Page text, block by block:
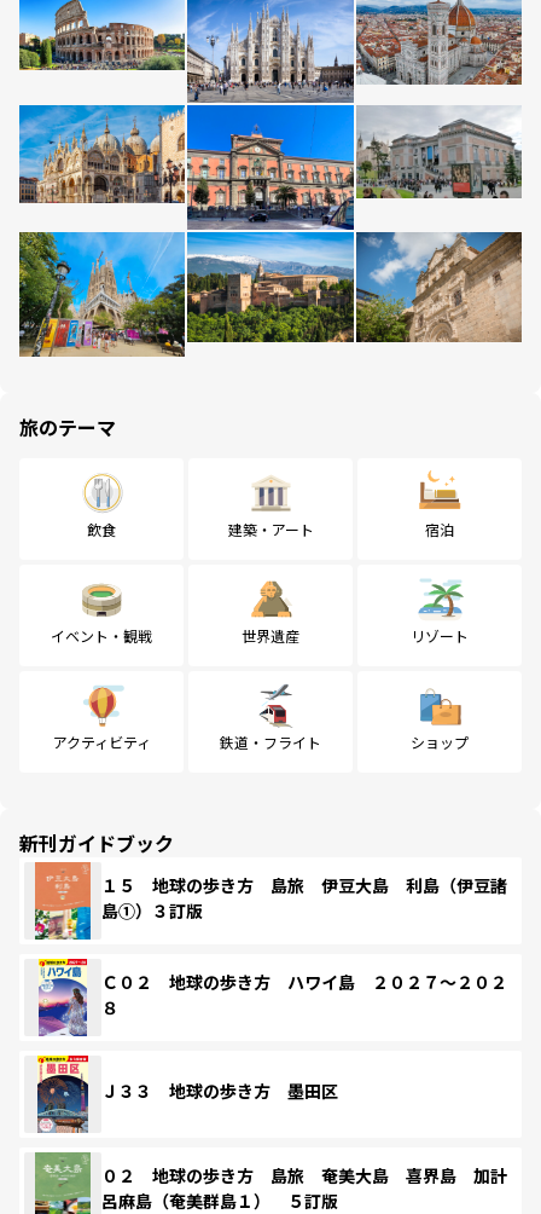
旅のテーマ
飲食 建築・アート 宿泊
イベント・観戦 世界遺産 リゾート
アクティビティ 鉄道・フライト ショップ
新刊ガイドブック
１５ 地球の歩き方 島旅 伊豆大島 利島（伊豆諸
島①）３訂版
Ｃ０２ 地球の歩き方 ハワイ島 ２０２７～２０２
８
Ｊ３３ 地球の歩き方 墨田区
０２ 地球の歩き方 島旅 奄美大島 喜界島 加計
呂麻島（奄美群島１） ５訂版